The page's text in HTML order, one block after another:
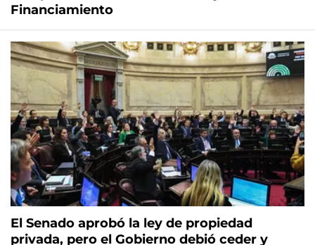
Financiamiento
El Senado aprobó la ley de propiedad
privada, pero el Gobierno debió ceder y